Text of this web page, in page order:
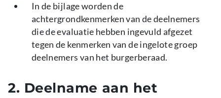
In de bijlage worden de
achtergrondkenmerken van de deelnemers
die de evaluatie hebben ingevuld afgezet
tegen de kenmerken van de ingelote groep
deelnemers van het burgerberaad.
2. Deelname aan het